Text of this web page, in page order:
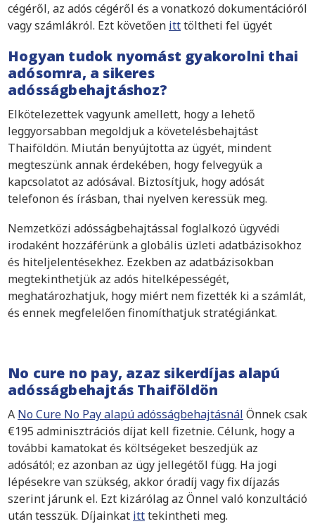
cégéről, az adós cégéről és a vonatkozó dokumentációról
vagy számlákról. Ezt követően itttöltheti fel ügyét
Hogyan tudok nyomást gyakorolni thai
adósomra, a sikeres
adósságbehajtáshoz?
Elkötelezettek vagyunk amellett, hogy a lehető
leggyorsabban megoldjuk a követelésbehajtást
Thaiföldön. Miután benyújtotta az ügyét, mindent
megteszünk annak érdekében, hogy felvegyük a
kapcsolatot az adósával. Biztosítjuk, hogy adósát
telefonon és írásban, thai nyelven keressük meg.
Nemzetközi adósságbehajtással foglalkozó ügyvédi
irodaként hozzáférünk a globális üzleti adatbázisokhoz
és hiteljelentésekhez. Ezekben az adatbázisokban
megtekinthetjük az adós hitelképességét,
meghatározhatjuk, hogy miért nem fizették ki a számlát,
és ennek megfelelően finomíthatjuk stratégiánkat.
No cure no pay, azaz sikerdíjas alapú
adósságbehajtás Thaiföldön
A No Cure No Pay alapú adósságbehajtásnál Önnek csak
€195 adminisztrációs díjat kell fizetnie. Célunk, hogy a
további kamatokat és költségeket beszedjük az
adósától; ez azonban az ügy jellegétől függ. Ha jogi
lépésekre van szükség, akkor óradíj vagy fix díjazás
szerint járunk el. Ezt kizárólag az Önnel való konzultáció
után tesszük. Díjainkat itttekintheti meg.